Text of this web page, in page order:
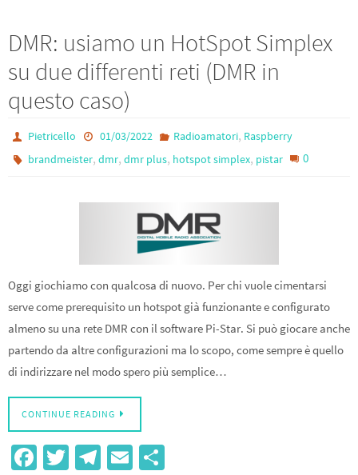
b
o
o
k
er a
m
ar
e
DMR: usiamo un HotSpot Simplex
su due differenti reti (DMR in
questo caso)
Pietricello 01/03/2022 Radioamatori, Raspberry
brandmeister,dmr,dmr plus, hotspot simplex, pistar 0
Oggi giochiamo con qualcosa di nuovo. Per chi vuole cimentarsi
serve come prerequisito un hotspot già funzionante e configurato
almeno su una rete DMR con il software Pi-Star. Si può giocare anche
partendo da altre configurazioni ma lo scopo, come sempre è quello
di indirizzare nel modo spero più semplice…
CONTINUE READING
Fa T
Te E